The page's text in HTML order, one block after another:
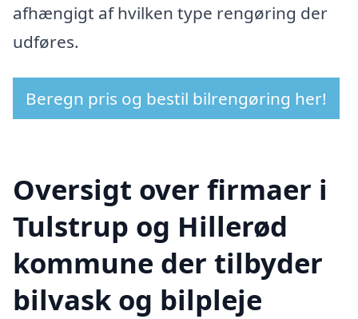
afhængigt af hvilken type rengøring der
udføres.
Beregn pris og bestil bilrengøring her!
Oversigt over firmaer i
Tulstrup og Hillerød
kommune der tilbyder
bilvask og bilpleje